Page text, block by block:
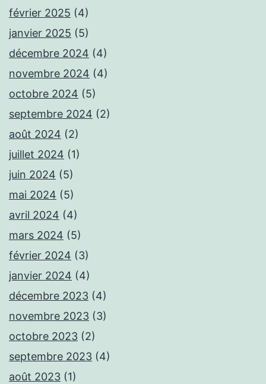
février 2025 (4)
janvier 2025 (5)
décembre 2024 (4)
novembre 2024 (4)
octobre 2024 (5)
septembre 2024 (2)
août 2024 (2)
juillet 2024 (1)
juin 2024 (5)
mai 2024 (5)
avril 2024 (4)
mars 2024 (5)
février 2024 (3)
janvier 2024 (4)
décembre 2023 (4)
novembre 2023 (3)
octobre 2023 (2)
septembre 2023 (4)
août 2023 (1)